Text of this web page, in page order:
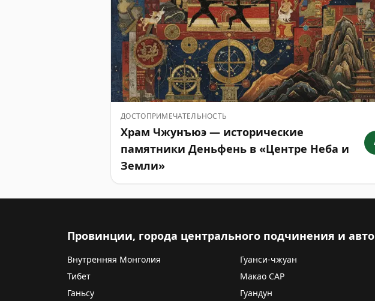
ДОСТОПРИМЕЧАТЕЛЬНОСТЬ
Храм Чжунъюэ — исторические
памятники Деньфень в «Центре Неба и
Земли»
Провинции, города центрального подчинения и
Внутренняя Монголия Гуанси-чжуан
Тибет
Макао САР
Ганьсу
Гуандун